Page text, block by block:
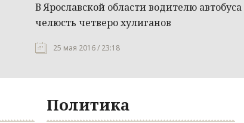
В Ярославской области водителю
челюсть четверо хулиганов
25 мая 2016 / 23:18
Политика